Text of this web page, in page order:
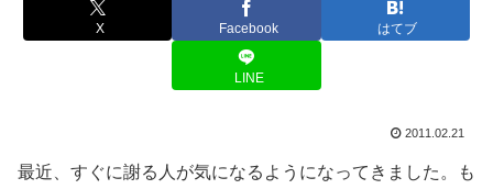
X Facebook はてブ
LINE
2011.02.21
最近、すぐに謝る人が気になるようになってきました。も